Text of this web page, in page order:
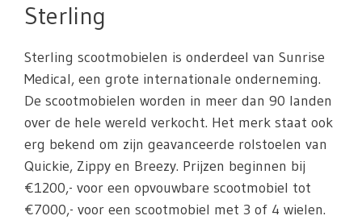
Sterling
Sterling scootmobielen is onderdeel van Sunrise
Medical, een grote internationale onderneming.
De scootmobielen worden in meer dan 90 landen
over de hele wereld verkocht. Het merk staat ook
erg bekend om zijn geavanceerde rolstoelen van
Quickie, Zippy en Breezy. Prijzen beginnen bij
€1200,- voor een opvouwbare scootmobiel tot
€7000,- voor een scootmobiel met 3 of 4 wielen.